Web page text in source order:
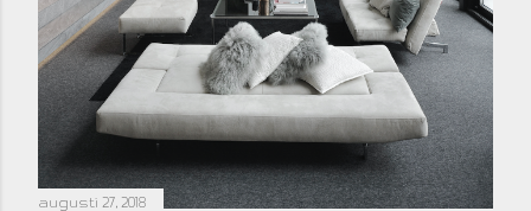
augusti 27, 2018